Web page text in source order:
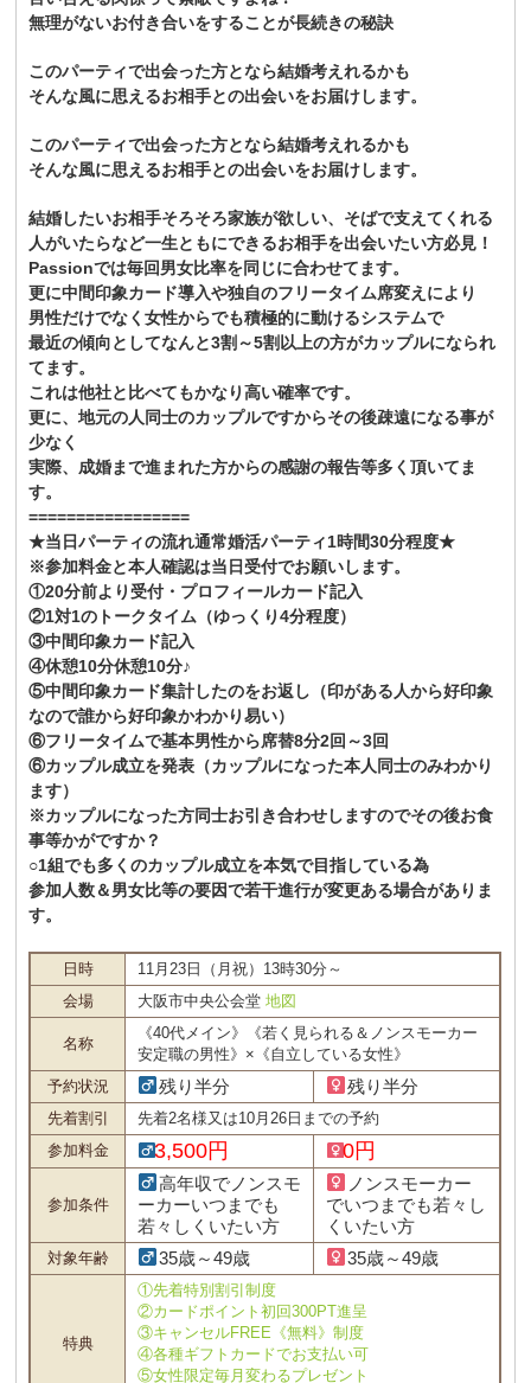
無理がないお付き合いをすることが長続きの秘訣
このパーティで出会った方となら結婚考えれるかも
そんな風に思えるお相手との出会いをお届けします。
このパーティで出会った方となら結婚考えれるかも
そんな風に思えるお相手との出会いをお届けします。
結婚したいお相手そろそろ家族が欲しい、そばで支えてくれる
人がいたらなど一生ともにできるお相手を出会いたい方必見！
Passionでは毎回男女比率を同じに合わせてます。
更に中間印象カード導入や独自のフリータイム席変えにより
男性だけでなく女性からでも積極的に動けるシステムで
最近の傾向としてなんと3割～5割以上の方がカップルになられ
てます。
これは他社と比べてもかなり高い確率です。
更に、地元の人同士のカップルですからその後疎遠になる事が
少なく
実際、成婚まで進まれた方からの感謝の報告等多く頂いてま
す。
=================
★当日パーティの流れ通常婚活パーティ1時間30分程度★
※参加料金と本人確認は当日受付でお願いします。
①20分前より受付・プロフィールカード記入
②1対1のトークタイム（ゆっくり4分程度）
③中間印象カード記入
④休憩10分休憩10分♪
⑤中間印象カード集計したのをお返し（印がある人から好印象
なので誰から好印象かわかり易い）
⑥フリータイムで基本男性から席替8分2回～3回
⑥カップル成立を発表（カップルになった本人同士のみわかり
ます）
※カップルになった方同士お引き合わせしますのでその後お食
事等かがですか？
○1組でも多くのカップル成立を本気で目指している為
参加人数＆男女比等の要因で若干進行が変更ある場合がありま
す。
日時
11月23日（月祝）13時30分～
会場
大阪市中央公会堂地図
名称
《40代メイン》《若く見られる＆ノンスモーカー
安定職の男性》×《自立している女性》
予約状況
残り半分 残り半分
先着割引
先着2名様又は10月26日までの予約
参加料金
3,500円 0円
参加条件
高年収でノンスモ
ーカーいつまでも
若々しくいたい方
ノンスモーカー
でいつまでも若々し
くいたい方
対象年齢 35歳～49歳 35歳～49歳
特典
①先着特別割引制度
②カードポイント初回300PT進呈
③キャンセルFREE《無料》制度
④各種ギフトカードでお支払い可
⑤女性限定毎月変わるプレゼント